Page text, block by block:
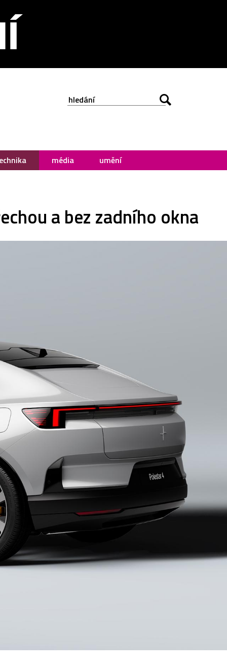
média umění
a bez zadního okna